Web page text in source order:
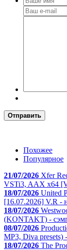
Отправить
Похожее
Популярное
21/07/2026 Xfer
VSTi3, AAX x64
18/07/2026 United
[16.07.2026] V.R -
18/07/2026
(KONTAKT) -
08/07/2026
MP3, Diva presets)
18/07/2026 The